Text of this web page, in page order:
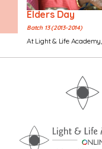
Elders Day
Batch 13 (2013-2014)
At Light & Life